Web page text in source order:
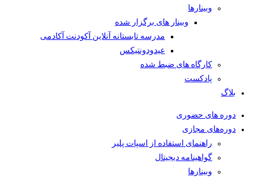
وبینار‌ها
وبینار های برگزار شده
مدرسه تابستانه آنلاین آکودنت آکادمی
عیدودونتیکس
کارگاه های ضبط شده
پادکست
بلاگ
دوره های حضوری
دوره‌های مجازی
راهنمای استفاده از اسپات پلیر
گواهینامه دیجیتال
وبینار‌ها